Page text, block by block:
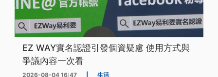
EZ WAY實名認證引發個資疑慮 使用方式與
爭議內容一次看
2026-08-04 16:47 生活